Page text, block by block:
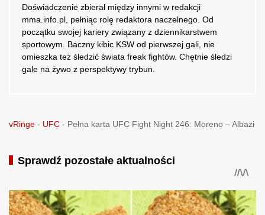
Doświadczenie zbierał między innymi w redakcji
mma.info.pl, pełniąc rolę redaktora naczelnego. Od
początku swojej kariery związany z dziennikarstwem
sportowym. Baczny kibic KSW od pierwszej gali, nie
omieszka też śledzić świata freak fightów. Chętnie śledzi
gale na żywo z perspektywy trybun.
vRinge - UFC - Pełna karta UFC Fight Night 246: Moreno – Albazi
Sprawdź pozostałe aktualności